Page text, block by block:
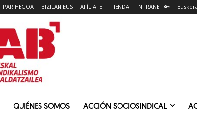
IPAR HEGOA BIZILAN.EUS AFÍLIATE TIENDA INTRANET 🔑 Euskera
QUIÉNES SOMOS ACCIÓN SOCIOSINDICAL